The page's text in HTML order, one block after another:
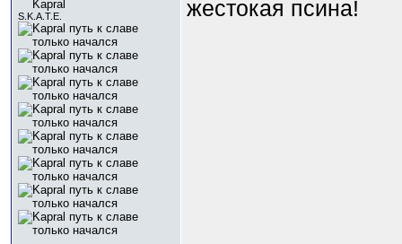
S.K.A.T.E.
жестокая псина!